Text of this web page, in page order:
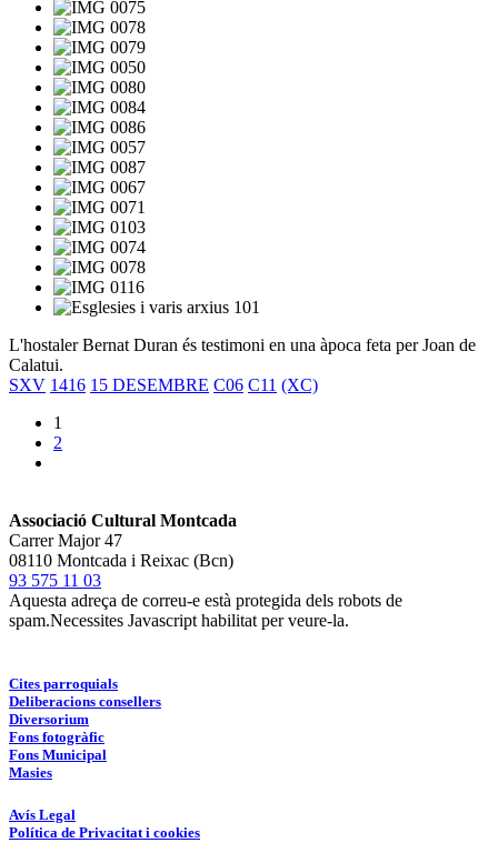
L'hostaler Bernat Duran és testimoni en una àpoca feta per Joan de
Calatui.
SXV 1416 15 DESEMBRE C06 C11 (XC)
1
2
Associació Cultural Montcada
Carrer Major 47
08110 Montcada i Reixac (Bcn)
93 575 11 03
Aquesta adreça de correu-e està protegida dels robots de
spam.Necessites Javascript habilitat per veure-la.
Cites parroquials
Deliberacions consellers
Diversorium
Fons fotogràfic
Fons Municipal
Masies
Avís Legal
Política de Privacitat i cookies